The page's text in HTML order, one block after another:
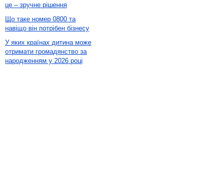
це – зручне рішення
Що таке номер 0800 та
навіщо він потрібен бізнесу
У яких країнах дитина може
отримати громадянство за
народженням у 2026 році